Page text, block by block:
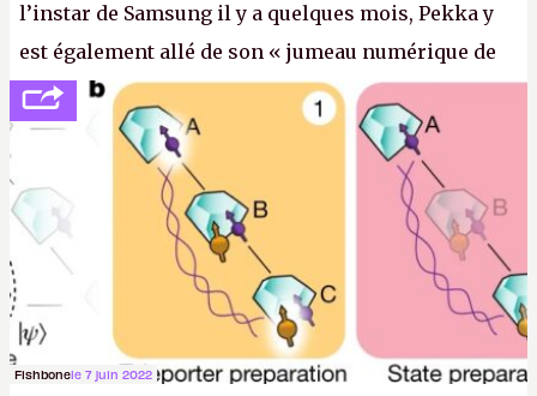
l’instar de Samsung il y a quelques mois, Pekka y
est également allé de son « jumeau numérique de
tout » et de l’importance des metasangsues, qu’il
considère comme «
la prochaine grande plateforme
informatique après le World Wide Web et le mobile
(Crédit photo : Pexels / Pixabay)
Fishbonele 7 juin 2022